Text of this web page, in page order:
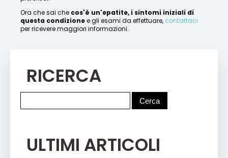
Ora che sai che cos'è un'epatite, i sintomi iniziali di
questa condizionee gli esami da effettuare, contattaci
per ricevere maggiori informazioni.
RICERCA
ULTIMI ARTICOLI